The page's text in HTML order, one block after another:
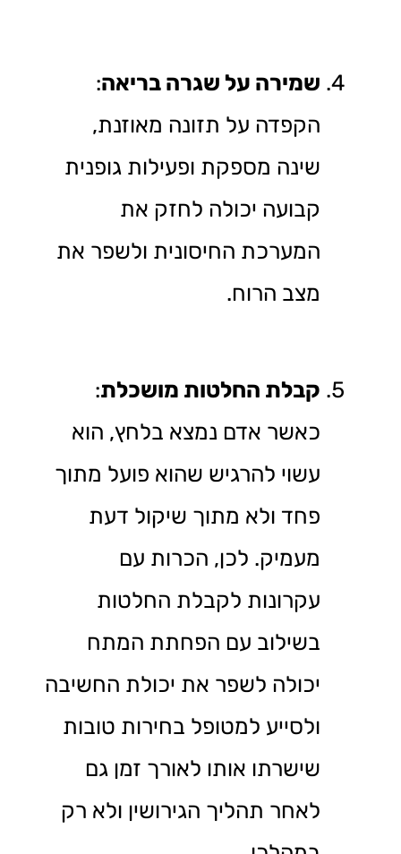
שמירה על שגרה בריאה:
הקפדה על תזונה מאוזנת,
שינה מספקת ופעילות גופנית
קבועה יכולה לחזק את
המערכת החיסונית ולשפר את
מצב הרוח.
קבלת החלטות מושכלת:
כאשר אדם נמצא בלחץ, הוא
עשוי להרגיש שהוא פועל מתוך
פחד ולא מתוך שיקול דעת
מעמיק. לכן, הכרות עם
עקרונות לקבלת החלטות
בשילוב עם הפחתת המתח
יכולה לשפר את יכולת החשיבה
ולסייע למטופל בחירות טובות
שישרתו אותו לאורך זמן גם
לאחר תהליך הגירושין ולא רק